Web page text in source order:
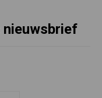
nieuwsbrief